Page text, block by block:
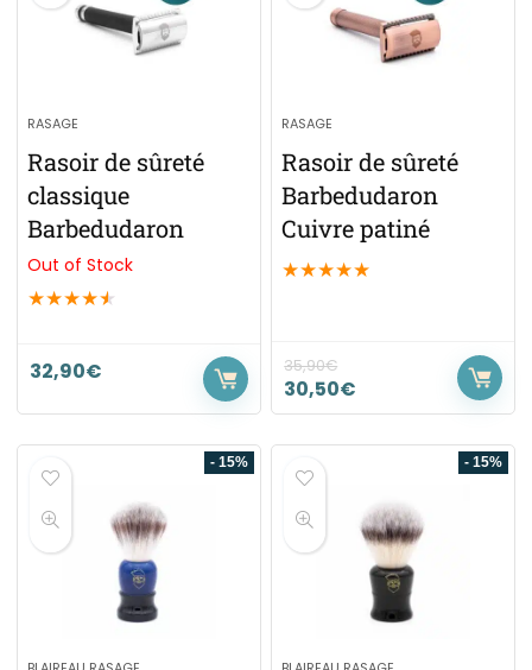
RASAGE
Rasoir de sûreté
classique
Barbedudaron
Out of Stock
★★★★★
32,90€
RASAGE
Rasoir de sûreté
Barbedudaron
Cuivre patiné
★★★★★
35,90€
30,50€
- 15% - 15%